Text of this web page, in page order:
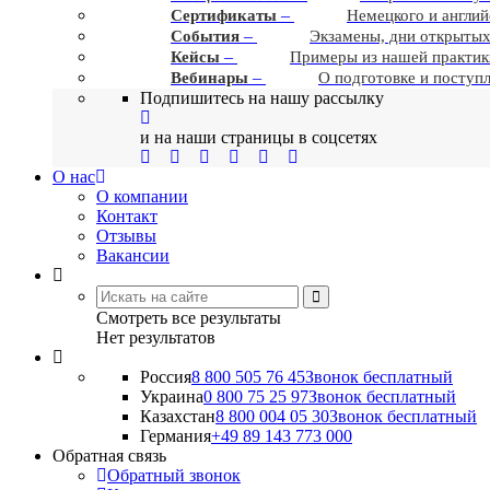
Сертификаты –
Немецкого и
События –
Экзамены, дни
Кейсы –
Примеры из нашей
Вебинары – О подготовке и
Подпишитесь на нашу рассылку
и на наши страницы в соцсетях
О нас
О компании
Контакт
Отзывы
Вакансии
Смотреть все результаты
Нет результатов
Россия8 800 505 76 45Звонок бесплатный
Украина0 800 75 25 97Звонок бесплатный
Казахстан8 800 004 05 30Звонок бесплатный
Германия+49 89 143 773 000
Обратная связь
Обратный звонок